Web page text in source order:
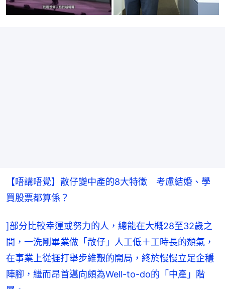
【唔講唔覺】散仔變中產的8大特徵　考慮結婚、學
買股票都算係？
]部分比較幸運或努力的人，總能在大概28至32歲之
間，一洗剛畢業做「散仔」人工低＋工時長的頹氣，
在事業上從捱打舉步維艱的開局，終於慢慢立足企穩
陣腳，繼而昂首邁向頗為Well-to-do的「中產」階